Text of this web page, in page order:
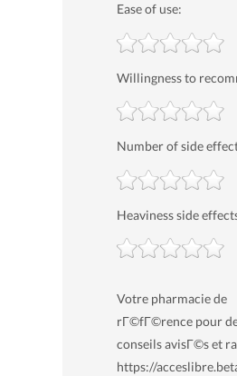
Ease of use:
Willingness to
Number of side
Heaviness side
Votre pharmacie de
rГ©fГ©rence pour
conseils avisГ©s et
https://